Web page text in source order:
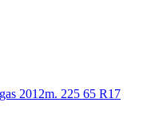
2012m. 225 65 R17